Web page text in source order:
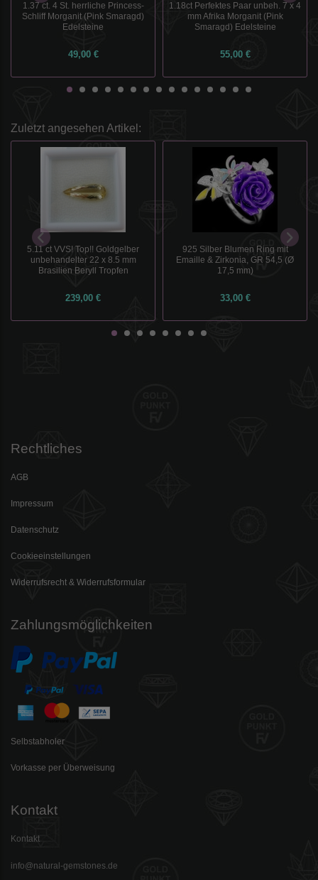
1.37 ct. 4 St. herrliche Princess-
Schliff Morganit (Pink Smaragd)
Edelsteine
49,00 €
1.18ct Perfektes Paar unbeh. 7 x 4
mm Afrika Morganit (Pink
Smaragd) Edelsteine
55,00 €
Zuletzt angesehen Artikel:
5.11 ct VVS! Top!! Goldgelber
unbehandelter 22 x 8.5 mm
Brasilien Beryll Tropfen
239,00 €
925 Silber Blumen Ring mit
Emaille & Zirkonia, GR 54,5 (Ø
17,5 mm)
33,00 €
Rechtliches
AGB
Impressum
Datenschutz
Cookieeinstellungen
Widerrufsrecht & Widerrufsformular
Zahlungsmöglichkeiten
Selbstabholer
Vorkasse per Überweisung
Kontakt
Kontakt
info@natural-gemstones.de